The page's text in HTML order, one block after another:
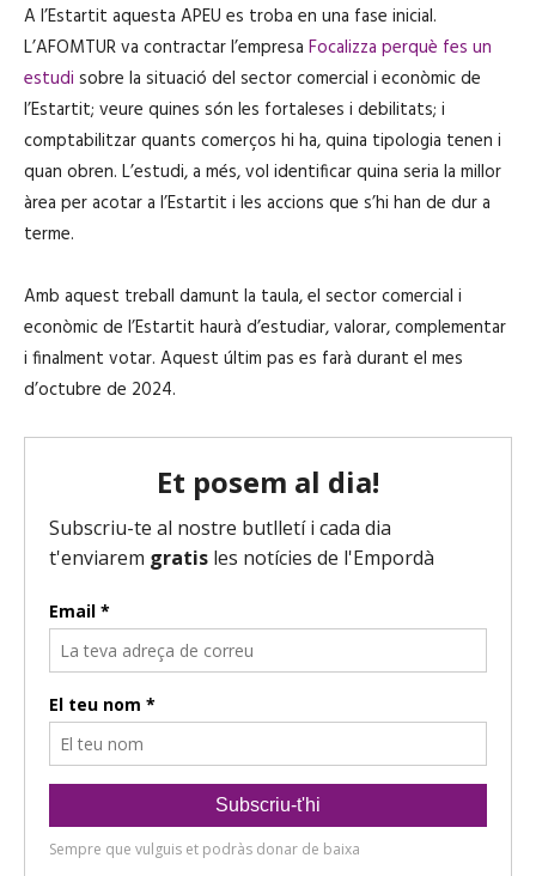
A l’Estartit aquesta APEU es troba en una fase inicial.
L’AFOMTUR va contractar l’empresa Focalizza perquè fes un
estudi sobre la situació del sector comercial i econòmic de
l’Estartit; veure quines són les fortaleses i debilitats; i
comptabilitzar quants comerços hi ha, quina tipologia tenen i
quan obren. L’estudi, a més, vol identificar quina seria la millor
àrea per acotar a l’Estartit i les accions que s’hi han de dur a
terme.
Amb aquest treball damunt la taula, el sector comercial i
econòmic de l’Estartit haurà d’estudiar, valorar, complementar
i finalment votar. Aquest últim pas es farà durant el mes
d’octubre de 2024.